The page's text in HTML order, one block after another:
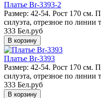
Платье Br-3393-2
Размер: 42-54. Рост 170 см.
силуэта, отрезное по линии
333 Бел.руб
Платье Br-3393
Размер: 42-54. Рост 170 см.
силуэта, отрезное по линии
333 Бел.руб